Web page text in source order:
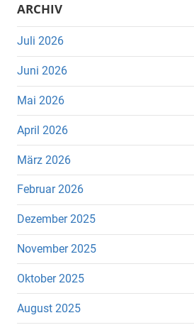
ARCHIV
Juli 2026
Juni 2026
Mai 2026
April 2026
März 2026
Februar 2026
Dezember 2025
November 2025
Oktober 2025
August 2025